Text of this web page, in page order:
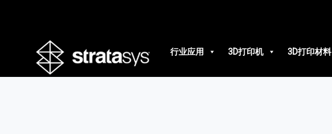
行业应用
3D打印机 3D打印材料